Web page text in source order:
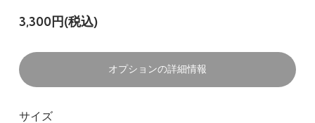
3,300円(税込)
オプションの詳細情報
サイズ